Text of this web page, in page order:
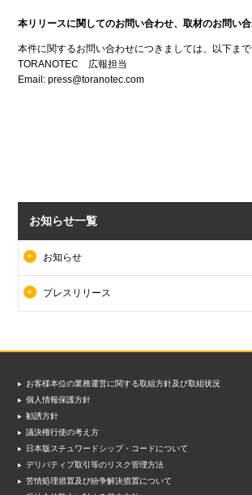
本リリースに関してのお問い合わせ、取材のお問い
本件に関するお問い合わせにつきましては、以下まで
TORANOTEC 広報担当
Email: press@toranotec.com
お知らせ一覧
お知らせ
プレスリリース
お客様本位の業務運営に関する取組方針及び取組状況
個人情報保護方針
勧誘方針
議決権行使の考え方
日本版スチュワードシップ・コードについて
デリバティブ取引等のリスク管理方法
苦情処理措置及び紛争解決措置について